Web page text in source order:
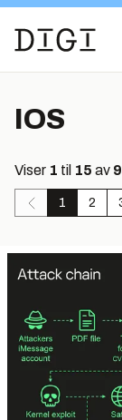
IOS
Viser 1 til 15 av
1 2